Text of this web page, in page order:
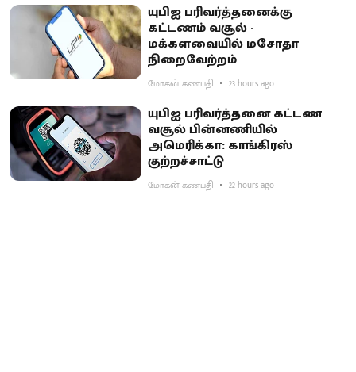
யுபிஐ பரிவர்த்தனைக்கு
கட்டணம் வசூல் -
மக்களவையில் மசோதா
நிறைவேற்றம்
மோகன் கணபதி 23 hours ago
யுபிஐ பரிவர்த்தனை கட்டண
வசூல் பின்னணியில்
அமெரிக்கா: காங்கிரஸ்
குற்றச்சாட்டு
மோகன் கணபதி 22 hours ago